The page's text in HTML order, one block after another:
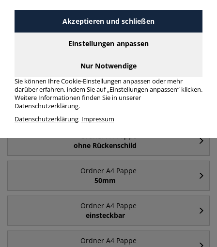
Ordner schmal A4
Häufig gesucht
Ordner A4 Pappe
ohne Rückenschild
Ordner A4 Pappe
50mm
Ordner A4 Pappe
einsteckbar
Ordner A4 Pappe
Akzeptieren und schließen
Einstellungen anpassen
Nur Notwendige
Sie können Ihre Cookie-Einstellungen anpassen oder mehr
darüber erfahren, indem Sie auf „Einstellungen anpassen“ klicken.
Weitere Informationen finden Sie in unserer
Datenschutzerklärung.
Datenschutzerklärung Impressum